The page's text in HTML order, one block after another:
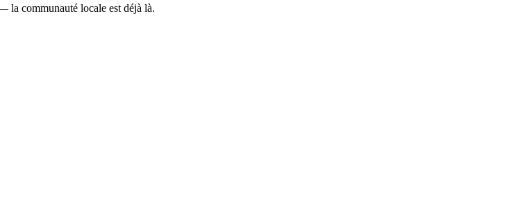
la communauté locale est déjà là.